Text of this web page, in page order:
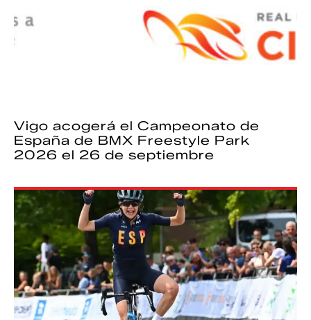
Vigo acogerá el Campeonato de
España de BMX Freestyle Park
2026 el 26 de septiembre